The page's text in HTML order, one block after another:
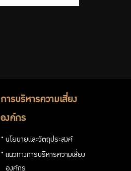
การบริหารความเสี่ยง
องค์กร
นโยบายและวัตถุประสงค์
แนวทางการบริหารความเสี่ยง
องค์กร